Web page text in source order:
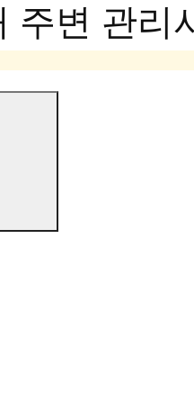
주변 관리